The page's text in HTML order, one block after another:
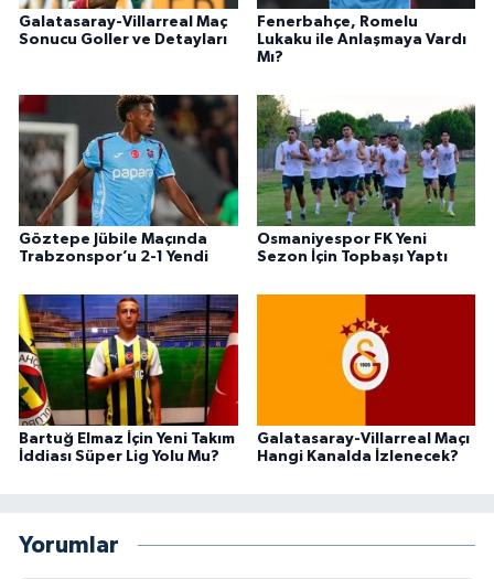
Galatasaray-Villarreal Maç
Sonucu Goller ve Detayları
Fenerbahçe, Romelu
Lukaku ile Anlaşmaya Vardı
Mı?
Göztepe Jübile Maçında
Trabzonspor’u 2-1 Yendi
Osmaniyespor FK Yeni
Sezon İçin Topbaşı Yaptı
Bartuğ Elmaz İçin Yeni Takım
İddiası Süper Lig Yolu Mu?
Galatasaray-Villarreal Maçı
Hangi Kanalda İzlenecek?
Yorumlar